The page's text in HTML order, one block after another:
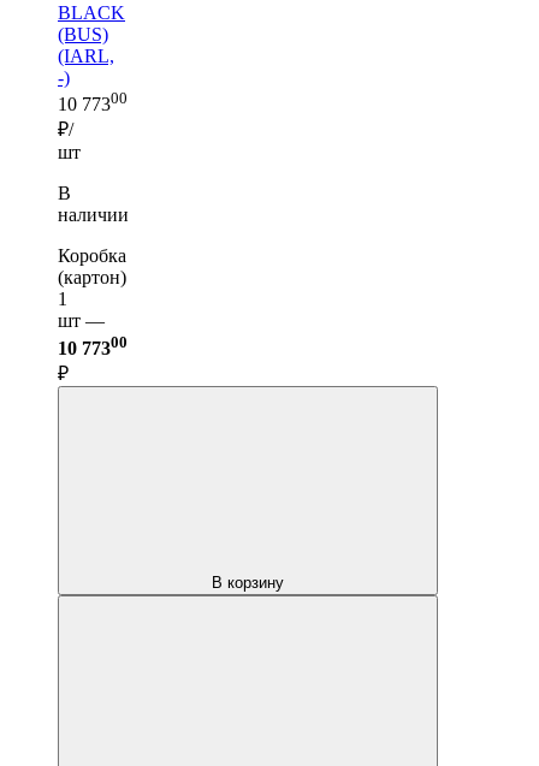
BLACK
(BUS)
(IARL,
-)
10 77300
₽/
шт
В
наличии
Коробка
(картон)
1
шт —
10 77300
₽
В корзину